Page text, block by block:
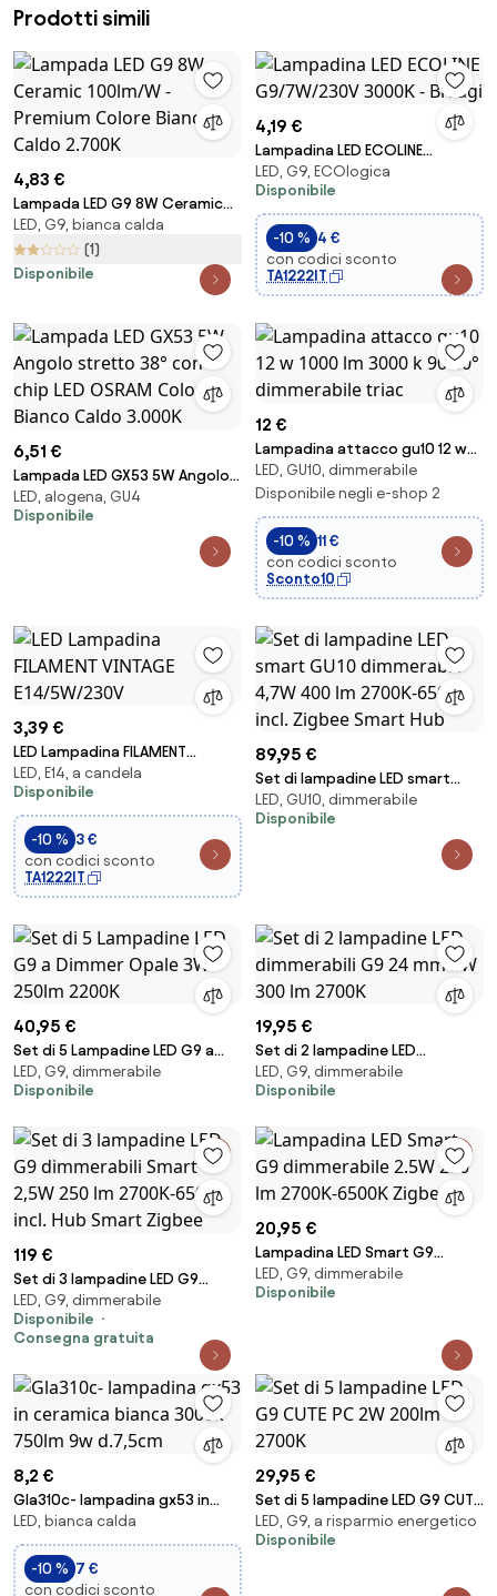
Prodotti simili
4,83 €
Lampada LED G9 8W Ceramic
100lm/W - Premium Colore
Bianco Caldo 2.700K
LED, G9, bianca calda
(1)
Disponibile
4,19 €
Lampadina LED ECOLINE
LED, G9, ECOlogica
Disponibile
-10 % 4 €
con codici sconto
TA1222IT
6,51 €
Lampada LED GX53 5W Angolo
stretto 38° con chip LED
OSRAM Colore Bianco Caldo
LED, alogena, GU4
Disponibile
12 €
Lampadina attacco gu10 12 w
1000 lm 3000 k 90 40°
dimmerabile triac
LED, GU10, dimmerabile
Disponibile negli e-shop 2
-10 % 11 €
con codici sconto
Sconto10
3,39 €
LED Lampadina FILAMENT
VINTAGE E14/5W/230V
LED, E14, a candela
Disponibile
-10 % 3 €
con codici sconto
TA1222IT
89,95 €
Set di lampadine LED smart
GU10 dimmerabili 4,7W 400 lm
2700K-6500K incl. Zigbee
LED, GU10, dimmerabile
Disponibile
40,95 €
Set di 5 Lampadine LED G9 a
Dimmer Opale 3W 250lm 2200K
LED, G9, dimmerabile
Disponibile
19,95 €
Set di 2 lampadine LED
dimmerabili G9 24 mm 3W 300
lm 2700K
LED, G9, dimmerabile
Disponibile
119 €
Set di 3 lampadine LED G9
dimmerabili Smart 2,5W 250 lm
2700K-6500K incl. Hub Smart
Zigbee
LED, G9, dimmerabile
Disponibile
Consegna gratuita
20,95 €
Lampadina LED Smart G9
dimmerabile 2.5W 250 lm
2700K-6500K Zigbee
LED, G9, dimmerabile
Disponibile
8,2 €
Gla310c- lampadina gx53 in
ceramica bianca 3000k 750lm
9w d.7,5cm
LED, bianca calda
-10 % 7 €
con codici sconto
29,95 €
Set di 5 lampadine LED G9 CUTE
PC 2W 200lm 2700K
LED, G9, a risparmio energetico
Disponibile